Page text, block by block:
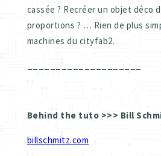
cassée ? Recréer un objet déco
proportions ? … Rien de plus
machines du cityfab2.
Behind the tuto >>> Bill
billschmitz.com